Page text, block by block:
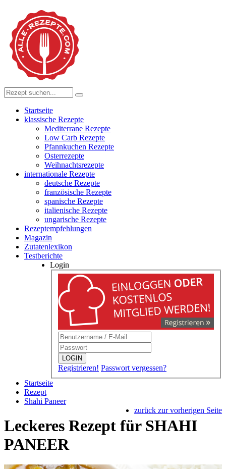
Startseite
klassische Rezepte
Mediterrane Rezepte
Low Carb Rezepte
Pfannkuchen Rezepte
Osterrezepte
Weihnachtsrezepte
internationale Rezepte
deutsche Rezepte
französische Rezepte
spanische Rezepte
italienische Rezepte
ungarische Rezepte
Rezeptempfehlungen
Magazin
Zutatenlexikon
Testberichte
Login
LOGIN
Registrieren! Passwort vergessen?
Startseite
Rezept
Shahi Paneer
zurück zur vorherigen Seite
Leckeres Rezept für SHAHI
PANEER